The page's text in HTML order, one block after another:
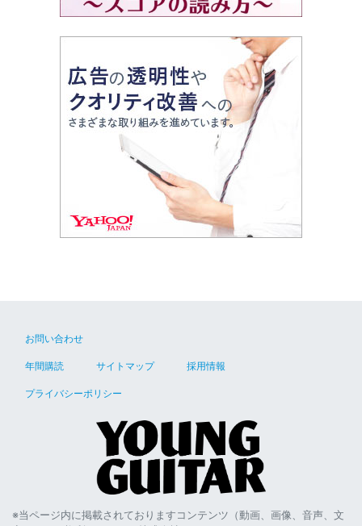
お問い合わせ
年間購読 サイトマップ 採用情報
プライバシーポリシー
※当ページ内に掲載されておりますコンテンツ（動画、画像、音声、文